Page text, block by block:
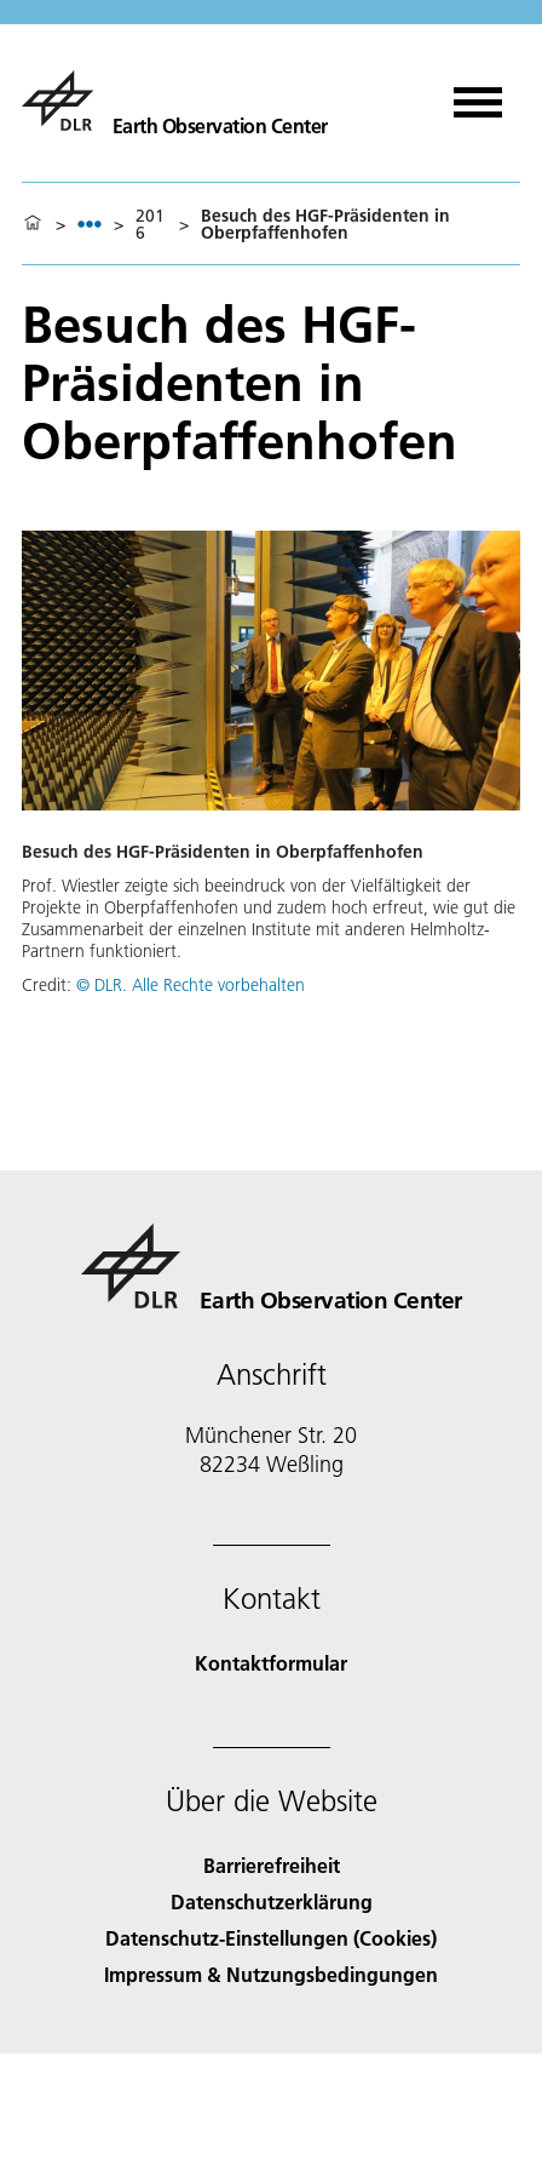
Earth Observation Center
> > 201
6 > Besuch des HGF-Präsidenten in
Oberpfaffenhofen
Besuch des HGF-
Präsidenten in
Oberpfaffenhofen
Besuch des HGF-Präsidenten in Oberpfaffenhofen
Prof. Wiestler zeigte sich beeindruck von der Vielfältigkeit der
Projekte in Oberpfaffenhofen und zudem hoch erfreut, wie gut die
Zusammenarbeit der einzelnen Institute mit anderen Helmholtz-
Partnern funktioniert.
Credit: © DLR. Alle Rechte vorbehalten
Earth Observation Center
Anschrift
Münchener Str. 20
Kontakt
Kontaktformular
Über die Website
Barrierefreiheit
Datenschutzerklärung
Datenschutz-Einstellungen (Cookies)
Impressum & Nutzungsbedingungen